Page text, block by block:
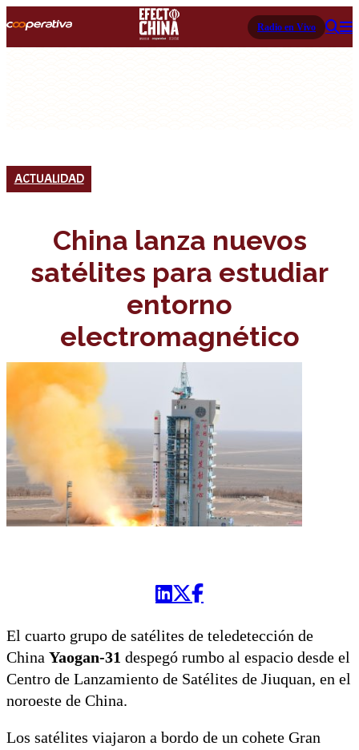
Radio en Vivo
ACTUALIDAD
China lanza nuevos
satélites para estudiar
entorno
electromagnético
El cuarto grupo de satélites de teledetección de
China Yaogan-31 despegó rumbo al espacio desde el
Centro de Lanzamiento de Satélites de Jiuquan, en el
noroeste de China.
Los satélites viajaron a bordo de un cohete Gran